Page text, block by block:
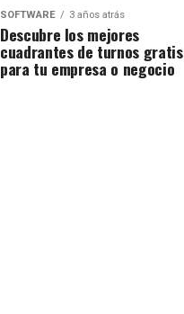
SOFTWARE 3 años atrás
Descubre los mejores
cuadrantes de turnos gratis
para tu empresa o negocio